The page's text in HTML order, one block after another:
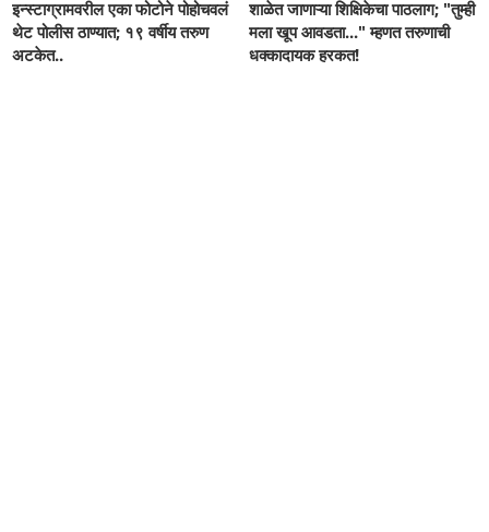
इन्स्टाग्रामवरील एका फोटोने पोहोचवलं
थेट पोलीस ठाण्यात; १९ वर्षीय तरुण
अटकेत..
शाळेत जाणाऱ्या शिक्षिकेचा पाठलाग; "तुम्ही
मला खूप आवडता..." म्हणत तरुणाची
धक्कादायक हरकत!